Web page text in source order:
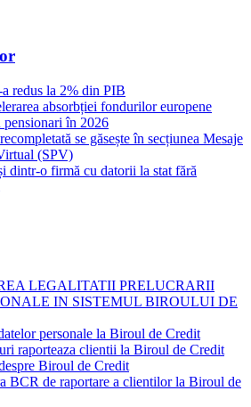
redus la 2% din PIB
absorbției fondurilor europene
în 2026
se găsește în secțiunea Mesaje
(SPV)
dintr-o firmă cu datorii la stat fără
LEGALITATII PRELUCRARII
IN SISTEMUL BIROULUI DE
personale la Biroul de Credit
raporteaza clientii la Biroul de Credit
Biroul de Credit
BCR de raportare a clientilor la Biroul de